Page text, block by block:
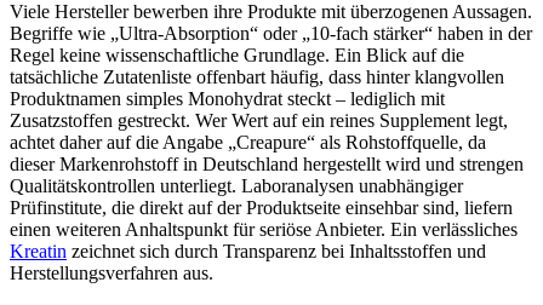
Viele Hersteller bewerben ihre Produkte mit überzogenen Aussagen.
Begriffe wie „Ultra-Absorption“ oder „10-fach stärker“ haben in der
Regel keine wissenschaftliche Grundlage. Ein Blick auf die
tatsächliche Zutatenliste offenbart häufig, dass hinter klangvollen
Produktnamen simples Monohydrat steckt – lediglich mit
Zusatzstoffen gestreckt. Wer Wert auf ein reines Supplement legt,
achtet daher auf die Angabe „Creapure“ als Rohstoffquelle, da
dieser Markenrohstoff in Deutschland hergestellt wird und strengen
Qualitätskontrollen unterliegt. Laboranalysen unabhängiger
Prüfinstitute, die direkt auf der Produktseite einsehbar sind, liefern
einen weiteren Anhaltspunkt für seriöse Anbieter. Ein verlässliches
Kreatin zeichnet sich durch Transparenz bei Inhaltsstoffen und
Herstellungsverfahren aus.